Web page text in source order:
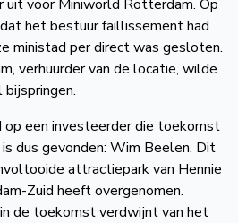
uit voor Miniworld Rotterdam. Op
het bestuur faillissement had
ministad per direct was gesloten.
verhuurder van de locatie, wilde
een investeerder die toekomst
dus gevonden: Wim Beelen. Dit
attractiepark van Hennie
Zuid heeft overgenomen.
de toekomst verdwijnt van het